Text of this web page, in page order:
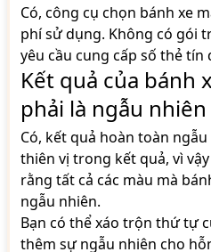
Có, công cụ chọn bánh xe
phí sử dụng. Không có gói
yêu cầu cung cấp số thẻ tín
Kết quả của bánh
phải là ngẫu
Có, kết quả hoàn toàn
thiên vị trong kết quả, vì
rằng tất cả các màu mà
ngẫu nhiên.
Bạn có thể xáo trộn thứ tự
thêm sự ngẫu nhiên cho